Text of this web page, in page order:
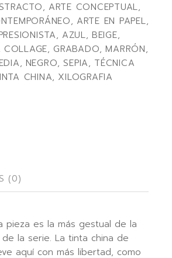
, ARTE CONCEPTUAL,
, ARTE EN PAPEL,
, AZUL, BEIGE,
COLLAGE, GRABADO,MARRÓN,
, NEGRO,SEPIA, TÉCNICA
CHINA, XILOGRAFIA
(0)
pieza es la más gestual de la
la serie. La tinta china de
aquí con más libertad, como